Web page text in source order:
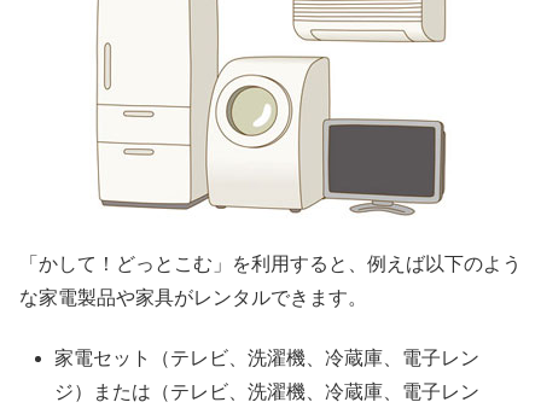
「かして！どっとこむ」を利用すると、例えば以下のよう
な家電製品や家具がレンタルできます。
家電セット（テレビ、洗濯機、冷蔵庫、電子レン
ジ）または（テレビ、洗濯機、冷蔵庫、電子レン